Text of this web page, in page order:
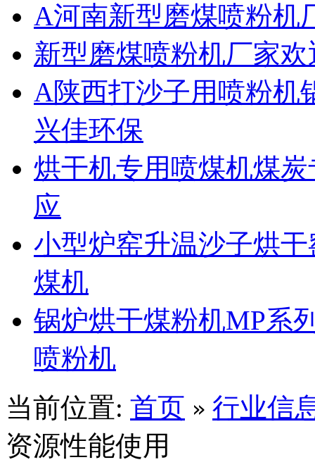
A河南新型磨煤喷粉机
新型磨煤喷粉机厂家
A陕西打沙子用喷粉机
兴佳环保
烘干机专用喷煤机煤
应
小型炉窑升温沙子烘
煤机
锅炉烘干煤粉机MP系
喷粉机
当前位置: 首页 » 行业信
资源性能使用